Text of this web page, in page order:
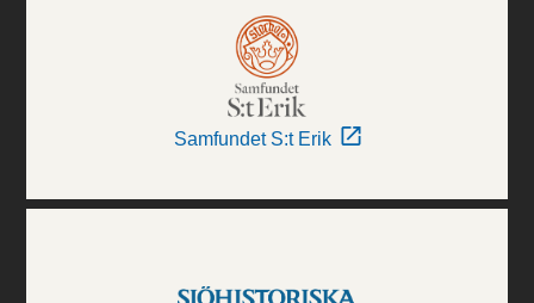
Samfundet S:t Erik